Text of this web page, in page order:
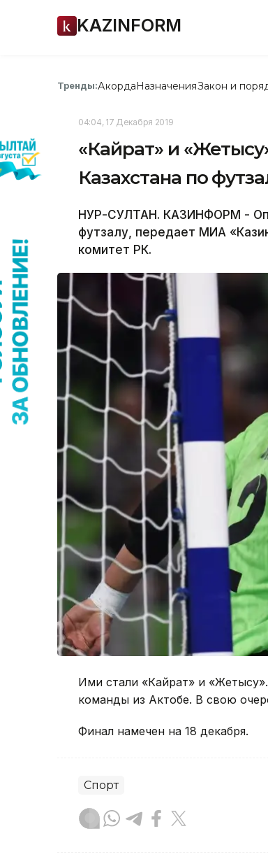
KAZINFORM
Тренды:АкордаНазначенияЗакон и
04:04, 17 Декабря 2019
«Кайрат» и
Казахстана по
НУР-СУЛТАН. КАЗИНФОРМ -
футзалу, передает МИА
комитет РК.
Ими стали «Кайрат» и
команды из Актобе. В свою
Финал намечен на 18 декабря.
Спорт